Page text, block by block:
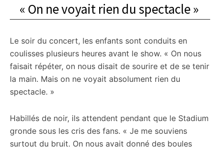
« On ne voyait rien du spectacle »
Le soir du concert, les enfants sont conduits en
coulisses plusieurs heures avant le show. « On nous
faisait répéter, on nous disait de sourire et de se tenir
la main. Mais on ne voyait absolument rien du
spectacle. »
Habillés de noir, ils attendent pendant que le Stadium
gronde sous les cris des fans. « Je me souviens
surtout du bruit. On nous avait donné des boules